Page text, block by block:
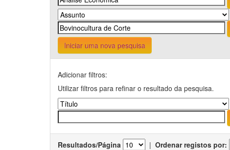
Iniciar uma nova pesquisa
Adicionar filtros:
Utilizar filtros para refinar o resultado da pesquisa.
Resultados/Página | Ordenar registos por: